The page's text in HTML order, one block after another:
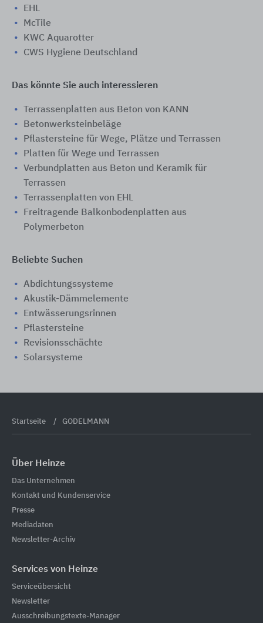
EHL
McTile
KWC Aquarotter
CWS Hygiene Deutschland
Das könnte Sie auch interessieren
Terrassenplatten aus Beton von KANN
Betonwerksteinbeläge
Pflastersteine für Wege, Plätze und Terrassen
Platten für Wege und Terrassen
Verbundplatten aus Beton und Keramik für
Terrassen
Terrassenplatten von EHL
Freitragende Balkonbodenplatten aus
Polymerbeton
Beliebte Suchen
Abdichtungssysteme
Akustik-Dämmelemente
Entwässerungsrinnen
Pflastersteine
Revisionsschächte
Solarsysteme
Startseite GODELMANN
Über Heinze
Das Unternehmen
Kontakt und Kundenservice
Presse
Mediadaten
Newsletter-Archiv
Services von Heinze
Serviceübersicht
Newsletter
Ausschreibungstexte-Manager